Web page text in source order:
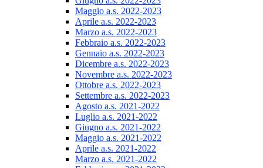
Maggio a.s. 2022-2023
Aprile a.s. 2022-2023
Marzo a.s. 2022-2023
Febbraio a.s. 2022-2023
Gennaio a.s. 2022-2023
Dicembre a.s. 2022-2023
Novembre a.s. 2022-2023
Ottobre a.s. 2022-2023
Settembre a.s. 2022-2023
Agosto a.s. 2021-2022
Luglio a.s. 2021-2022
Giugno a.s. 2021-2022
Maggio a.s. 2021-2022
Aprile a.s. 2021-2022
Marzo a.s. 2021-2022